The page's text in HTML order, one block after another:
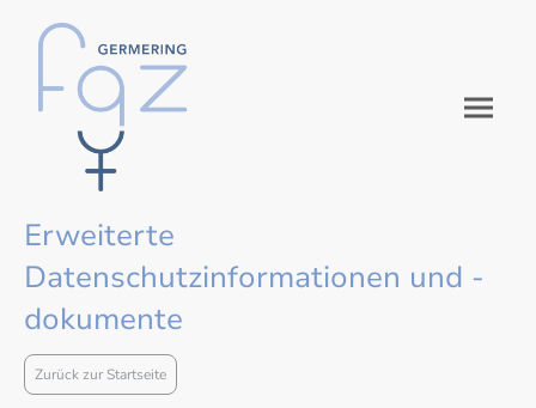
Erweiterte
Datenschutzinformationen und -
dokumente
Zurück zur Startseite